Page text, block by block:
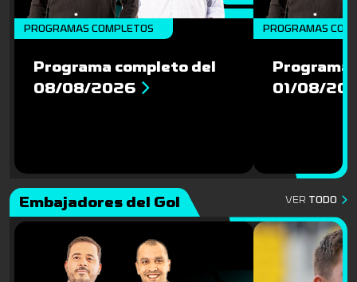
PROGRAMAS COMPLETOS
Programa completo del
08/08/2026
PROGRAMAS
Programa
01/08/
Embajadores del Gol VER TODO